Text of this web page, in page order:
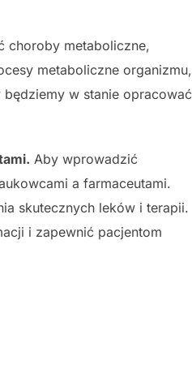
choroby metaboliczne,
metaboliczne organizmu,
w stanie opracować
Aby wprowadzić
a farmaceutami.
skutecznych leków i terapii.
i zapewnić pacjentom